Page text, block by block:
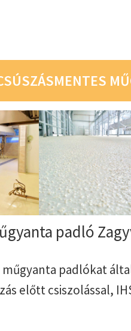
padló
padlókat
előtt csiszolással,